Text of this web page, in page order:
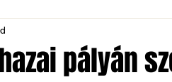
hírek
pályán